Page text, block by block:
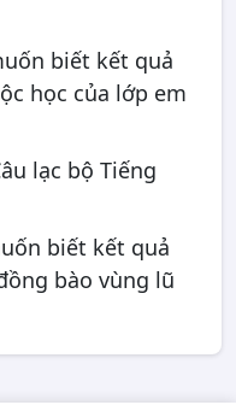
biết kết quả
học của lớp em
lạc bộ Tiếng
biết kết quả
bào vùng lũ